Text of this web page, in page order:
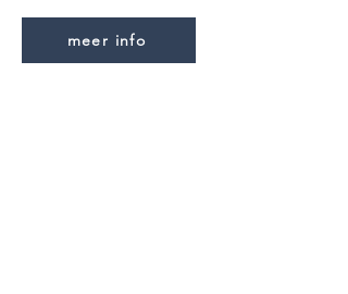
jij binnen no-time Nederlands. Investeer
in jezelf en meld je vandaag nog aan!
meer info